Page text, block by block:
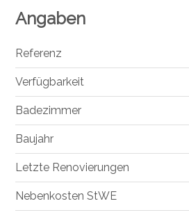
Angaben
Referenz
Verfügbarkeit
Badezimmer
Baujahr
Letzte Renovierungen
Nebenkosten StWE